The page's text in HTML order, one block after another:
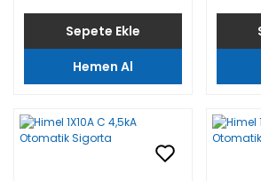
Sepete Ekle
Hemen Al